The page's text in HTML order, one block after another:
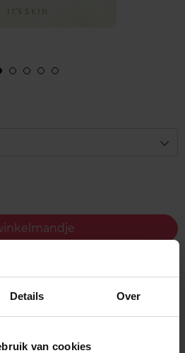
Details Over
van cookies